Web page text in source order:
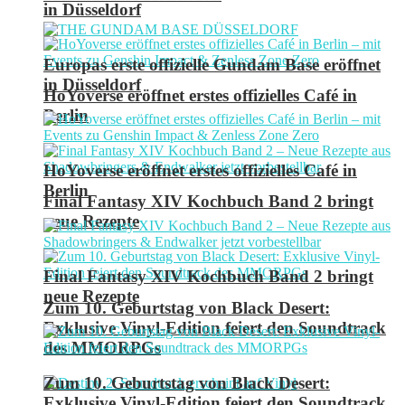
in Düsseldorf
HoYoverse eröffnet erstes offizielles Café in
Berlin
Final Fantasy XIV Kochbuch Band 2 bringt
neue Rezepte
Zum 10. Geburtstag von Black Desert:
Exklusive Vinyl-Edition feiert den Soundtrack
des MMORPGs
Europas erste offizielle Gundam Base eröffnet
in Düsseldorf
HoYoverse eröffnet erstes offizielles Café in
Berlin
Final Fantasy XIV Kochbuch Band 2 bringt
neue Rezepte
Zum 10. Geburtstag von Black Desert: